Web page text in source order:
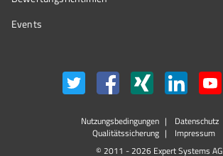
Events
Nutzungsbedingungen
Datenschutz
Qualitätssicherung
Impressum
© 2011 - 2026 Expert Systems AG